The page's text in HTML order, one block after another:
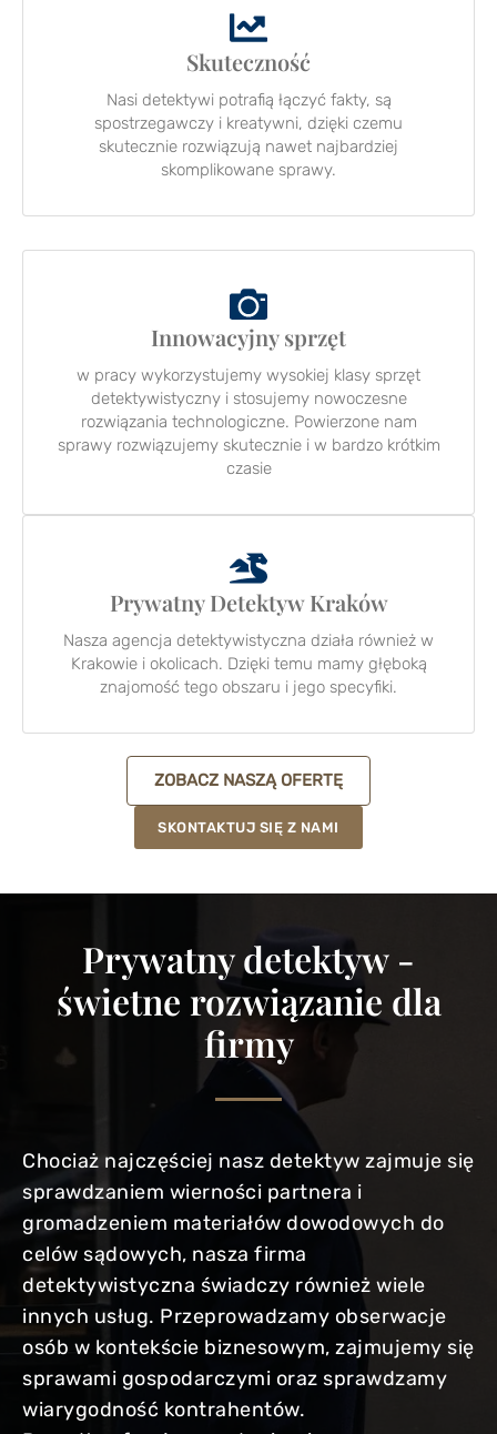
Skuteczność
Nasi detektywi potrafią łączyć fakty, są
spostrzegawczy i kreatywni, dzięki czemu
skutecznie rozwiązują nawet najbardziej
skomplikowane sprawy.
Prywatny Detektyw Kraków
Nasza agencja detektywistyczna działa również w
Krakowie i okolicach. Dzięki temu mamy głęboką
znajomość tego obszaru i jego specyfiki.
Innowacyjny sprzęt
w pracy wykorzystujemy wysokiej klasy sprzęt
detektywistyczny i stosujemy nowoczesne
rozwiązania technologiczne. Powierzone nam
sprawy rozwiązujemy skutecznie i w bardzo krótkim
czasie
ZOBACZ NASZĄ OFERTĘ
SKONTAKTUJ SIĘ Z NAMI
Prywatny detektyw -
świetne rozwiązanie dla
firmy
Chociaż najczęściej nasz detektyw zajmuje się
sprawdzaniem wierności partnera i
gromadzeniem materiałów dowodowych do
celów sądowych, nasza firma
detektywistyczna świadczy również wiele
innych usług. Przeprowadzamy obserwacje
osób w kontekście biznesowym, zajmujemy się
sprawami gospodarczymi oraz sprawdzamy
wiarygodność kontrahentów.